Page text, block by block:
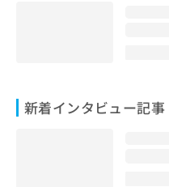
新着インタビュー記事